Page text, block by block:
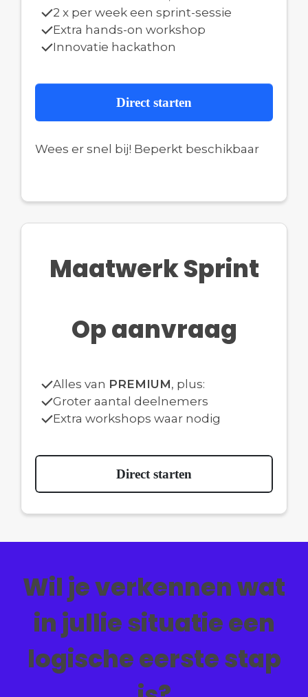
2 x per week een sprint-sessie
Extra hands-on workshop
Innovatie hackathon
Direct starten
Wees er snel bij! Beperkt beschikbaar
Maatwerk Sprint
Op aanvraag
Alles van PREMIUM, plus:
Groter aantal deelnemers
Extra workshops waar nodig
Direct starten
Wil je verkennen wat
in jullie situatie een
logische eerste stap